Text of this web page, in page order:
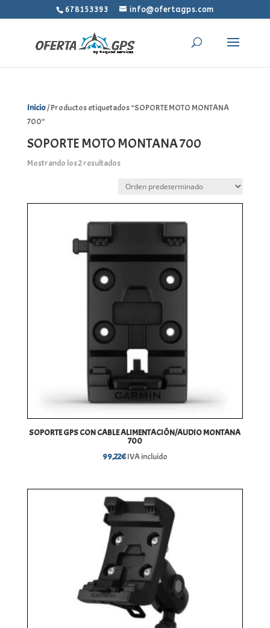
678153393 info@ofertagps.com
Inicio/ Productos etiquetados “SOPORTE MOTO MONTANA
700”
SOPORTE MOTO MONTANA 700
Mostrando los 2 resultados
SOPORTE GPS CON CABLE ALIMENTACIÓN/AUDIO MONTANA
700
99,22€IVA incluido